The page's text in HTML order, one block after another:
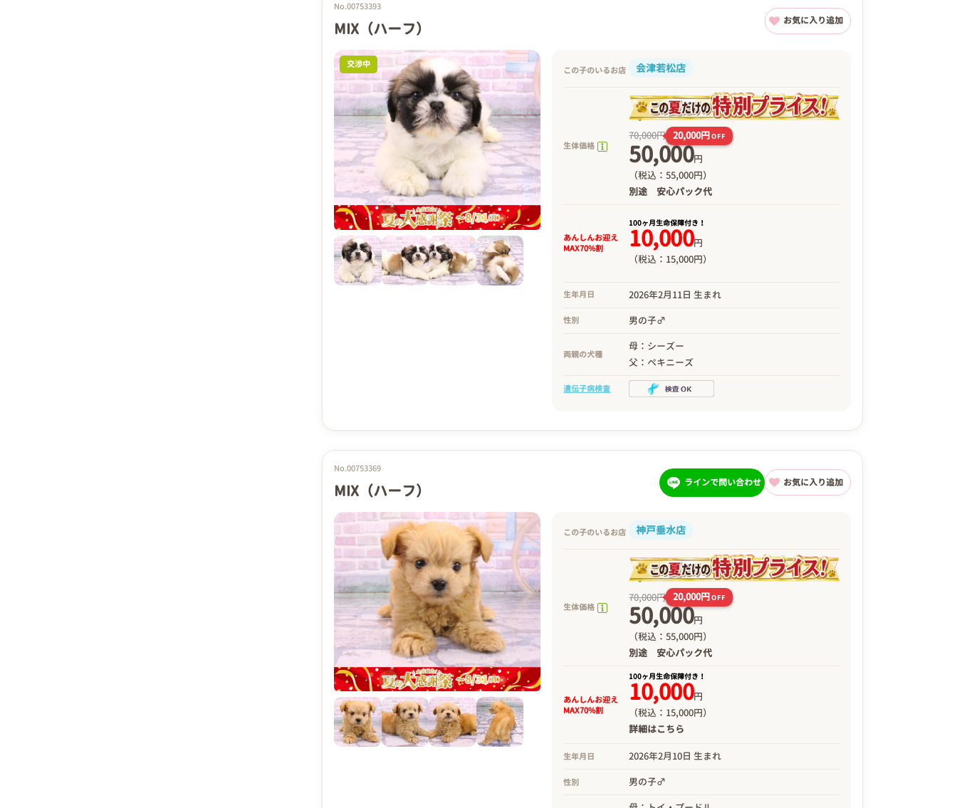
No.00753393
MIX（ハーフ） お気に入り追加
交渉中
この子のいるお店 会津若松店
生体価格
70,000円 20,000円OFF
50,000円
（税込：55,000円）
別途 安心パック代
あんしんお迎え
MAX70%割
100ヶ月生命保障付き！
10,000円
（税込：15,000円）
生年月日 2026年2月11日 生まれ
性別 男の子♂
両親の犬種
母：シーズー
父：ペキニーズ
遺伝子病検査
No.00753369
MIX（ハーフ） ラインで問い合わせ お気に入り追加
この子のいるお店 神戸垂水店
生体価格
70,000円 20,000円OFF
50,000円
（税込：55,000円）
別途 安心パック代
あんしんお迎え
MAX70%割
100ヶ月生命保障付き！
10,000円
（税込：15,000円）
詳細はこちら
生年月日 2026年2月10日 生まれ
性別
男の子♂